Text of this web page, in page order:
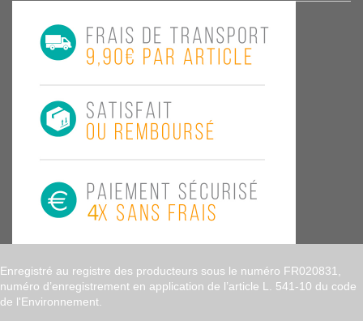
Enregistré au registre des producteurs sous le numéro FR020831,
numéro d’enregistrement en application de l’article L. 541-10 du code
de l'Environnement.